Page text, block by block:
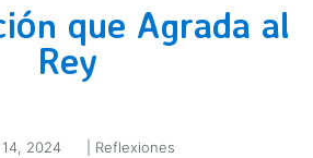
que Agrada al
Rey
2024 Reflexiones